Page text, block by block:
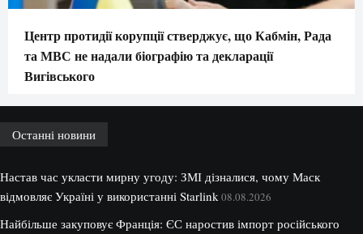
Центр протидії корупції стверджує, що Кабмін, Рада
та МВС не надали біографію та декларації
Вигівського
Останні новини
Настав час укласти мирну угоду: ЗМІ дізналися, чому Маск
відмовляє Україні у використанні Starlink08.08.2026
Найбільше закуповує Франція: ЄС наростив імпорт російського